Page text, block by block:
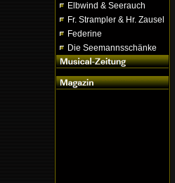
Elbwind & Seerauch
Fr. Strampler & Hr. Zausel
Federine
Die Seemannsschänke